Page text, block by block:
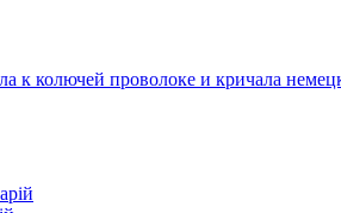
колючей проволоке и кричала